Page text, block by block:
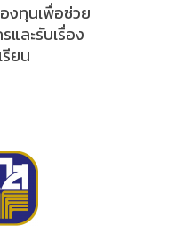
งทุนเพื่อช่วย
และรับเรื่อง
รียน